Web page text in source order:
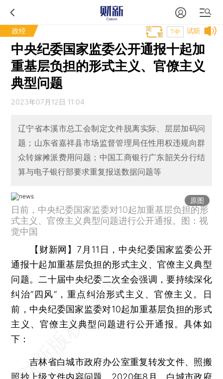
政经 试听
T中
中央纪委国家监委公开通报十起加
重基层负担的形式主义、官僚主义
典型问题
2023年07月12日 11:04
辽宁省本溪市总工会制定文件脱离实际、层层加码问
题；山东省嘉祥县市场监督管理局任性用权违规向群
众转嫁摊派费用问题；中国工商银行广东韶关分行结
算与电子银行部要求重复报送数据问题等
原图
日前，中央纪委国家监委对10起加重基层负担的形
式主义、官僚主义典型问题进行公开通报。图：视
觉中国
【财新网】 7月11日，中央纪委国家监委公开
通报十起加重基层负担的形式主义、官僚主义典型
问题。二十届中央纪委二次全会强调，要持续深化
纠治“四风”，重点纠治形式主义、官僚主义。日
前，中央纪委国家监委对10起加重基层负担的形式
主义、官僚主义典型问题进行公开通报。具体如
下：
吉林省白城市政府办公室重复转发文件、照搬
照抄上级文件内容问题。2020年8月，白城市政府